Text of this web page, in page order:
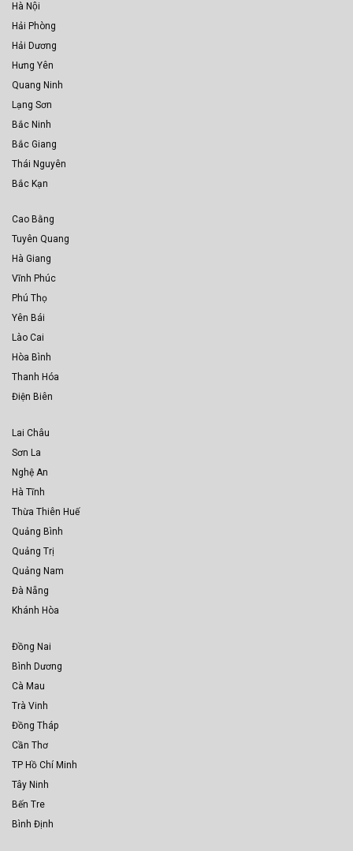
Hà Nội
Hải Phòng
Hải Dương
Hưng Yên
Quang Ninh
Lạng Sơn
Bắc Ninh
Bắc Giang
Thái Nguyên
Bắc Kạn
Cao Bằng
Tuyên Quang
Hà Giang
Vĩnh Phúc
Phú Thọ
Yên Bái
Lào Cai
Hòa Bình
Thanh Hóa
Điện Biên
Lai Châu
Sơn La
Nghệ An
Hà Tĩnh
Thừa Thiên Huế
Quảng Bình
Quảng Trị
Quảng Nam
Đà Nẵng
Khánh Hòa
Đồng Nai
Bình Dương
Cà Mau
Trà Vinh
Đồng Tháp
Cần Thơ
TP Hồ Chí Minh
Tây Ninh
Bến Tre
Bình Định